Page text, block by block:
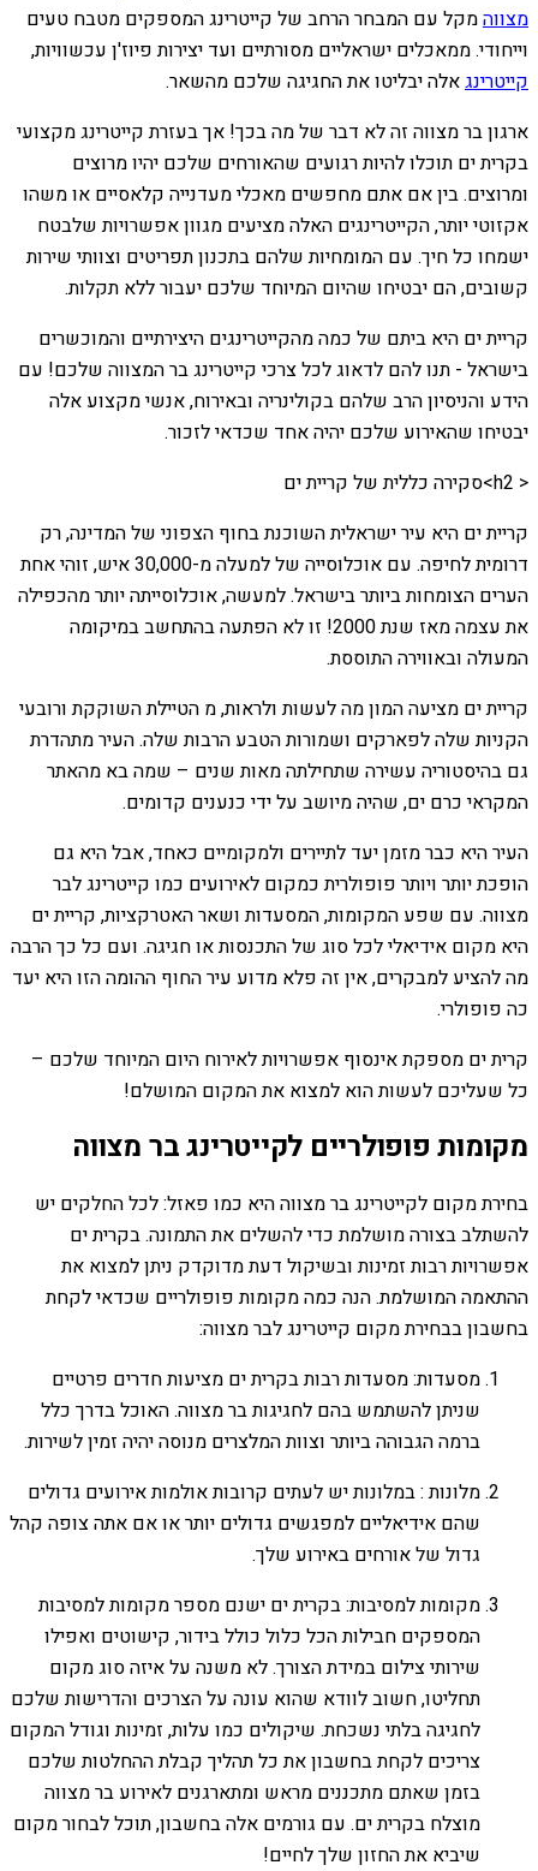
מצווהמקל עם המבחר הרחב של קייטרינג המספקים מטבח טעים
וייחודי. ממאכלים ישראליים מסורתיים ועד יצירות פיוז'ן עכשוויות,
קייטרינגאלה יבליטו את החגיגה שלכם מהשאר.
ארגון בר מצווה זה לא דבר של מה בכך! אך בעזרת קייטרינג מקצועי
בקרית ים תוכלו להיות רגועים שהאורחים שלכם יהיו מרוצים
ומרוצים. בין אם אתם מחפשים מאכלי מעדנייה קלאסיים או משהו
אקזוטי יותר, הקייטרינגים האלה מציעים מגוון אפשרויות שלבטח
ישמחו כל חיך. עם המומחיות שלהם בתכנון תפריטים וצוותי שירות
קשובים, הם יבטיחו שהיום המיוחד שלכם יעבור ללא תקלות.
קריית ים היא ביתם של כמה מהקייטרינגים היצירתיים והמוכשרים
בישראל - תנו להם לדאוג לכל צרכי קייטרינג בר המצווה שלכם! עם
הידע והניסיון הרב שלהם בקולינריה ובאירוח, אנשי מקצוע אלה
יבטיחו שהאירוע שלכם יהיה אחד שכדאי לזכור.
< h2>סקירה כללית של קריית ים
קריית ים היא עיר ישראלית השוכנת בחוף הצפוני של המדינה, רק
דרומית לחיפה. עם אוכלוסייה של למעלה מ-30,000 איש, זוהי אחת
הערים הצומחות ביותר בישראל. למעשה, אוכלוסייתה יותר מהכפילה
את עצמה מאז שנת 2000! זו לא הפתעה בהתחשב במיקומה
המעולה ובאווירה התוססת.
קריית ים מציעה המון מה לעשות ולראות, מ הטיילת השוקקת ורובעי
הקניות שלה לפארקים ושמורות הטבע הרבות שלה. העיר מתהדרת
גם בהיסטוריה עשירה שתחילתה מאות שנים – שמה בא מהאתר
המקראי כרם ים, שהיה מיושב על ידי כנענים קדומים.
העיר היא כבר מזמן יעד לתיירים ולמקומיים כאחד, אבל היא גם
הופכת יותר ויותר פופולרית כמקום לאירועים כמו קייטרינג לבר
מצווה. עם שפע המקומות, המסעדות ושאר האטרקציות, קריית ים
היא מקום אידיאלי לכל סוג של התכנסות או חגיגה. ועם כל כך הרבה
מה להציע למבקרים, אין זה פלא מדוע עיר החוף ההומה הזו היא יעד
כה פופולרי.
קרית ים מספקת אינסוף אפשרויות לאירוח היום המיוחד שלכם –
כל שעליכם לעשות הוא למצוא את המקום המושלם!
מקומות פופולריים לקייטרינג בר מצווה
בחירת מקום לקייטרינג בר מצווה היא כמו פאזל: לכל החלקים יש
להשתלב בצורה מושלמת כדי להשלים את התמונה. בקרית ים
אפשרויות רבות זמינות ובשיקול דעת מדוקדק ניתן למצוא את
ההתאמה המושלמת. הנה כמה מקומות פופולריים שכדאי לקחת
בחשבון בבחירת מקום קייטרינג לבר מצווה:
מסעדות: מסעדות רבות בקרית ים מציעות חדרים פרטיים
שניתן להשתמש בהם לחגיגות בר מצווה. האוכל בדרך כלל
ברמה הגבוהה ביותר וצוות המלצרים מנוסה יהיה זמין לשירות.
מלונות : במלונות יש לעתים קרובות אולמות אירועים גדולים
שהם אידיאליים למפגשים גדולים יותר או אם אתה צופה קהל
גדול של אורחים באירוע שלך.
מקומות למסיבות: בקרית ים ישנם מספר מקומות למסיבות
המספקים חבילות הכל כלול כולל בידור, קישוטים ואפילו
שירותי צילום במידת הצורך. לא משנה על איזה סוג מקום
תחליטו, חשוב לוודא שהוא עונה על הצרכים והדרישות שלכם
לחגיגה בלתי נשכחת. שיקולים כמו עלות, זמינות וגודל המקום
צריכים לקחת בחשבון את כל תהליך קבלת ההחלטות שלכם
בזמן שאתם מתכננים מראש ומתארגנים לאירוע בר מצווה
מוצלח בקרית ים. עם גורמים אלה בחשבון, תוכל לבחור מקום
שיביא את החזון שלך לחיים!